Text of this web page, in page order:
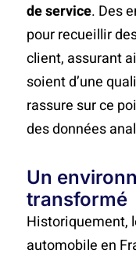
de service. Des
pour recueillir
client, assurant
soient d’une
rassure sur ce
des données
Un
transformé
Historiquement,
automobile en